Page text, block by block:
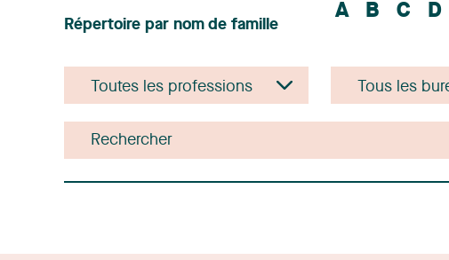
Répertoire par nom de famille
A B C D